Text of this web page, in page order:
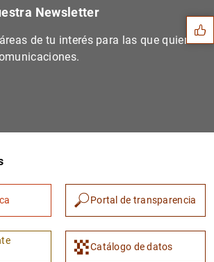
1 2
Newsletter
de tu interés para las que quieres
Portal de transparencia
Catálogo de datos